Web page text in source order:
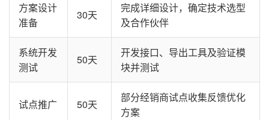
方案设计
准备
30天
完成详细设计，确定技术选型
及合作伙伴
系统开发
测试
50天
开发接口、导出工具及验证模
块并测试
试点推广 50天
部分经销商试点收集反馈优化
方案